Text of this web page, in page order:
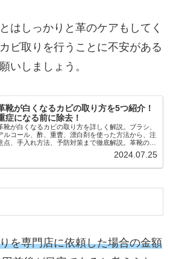
はしっかりと革のケアもしてく
ビ取りを行うことに不安がある
いしましょう。
靴が白くなるカビの取り方を5つ紹介！
症になる前に除去！
靴が白くなるカビの取り方を詳しく解説。ブラシ、
ルコール、酢、重曹、漂白剤を使った方法から、注
点、手入れ方法、予防対策まで徹底解説。革靴のカ
ビの種類と重症度も詳しく紹介。革靴を長持ちさせる
2024.07.25
を専門店に依頼した場合の金額